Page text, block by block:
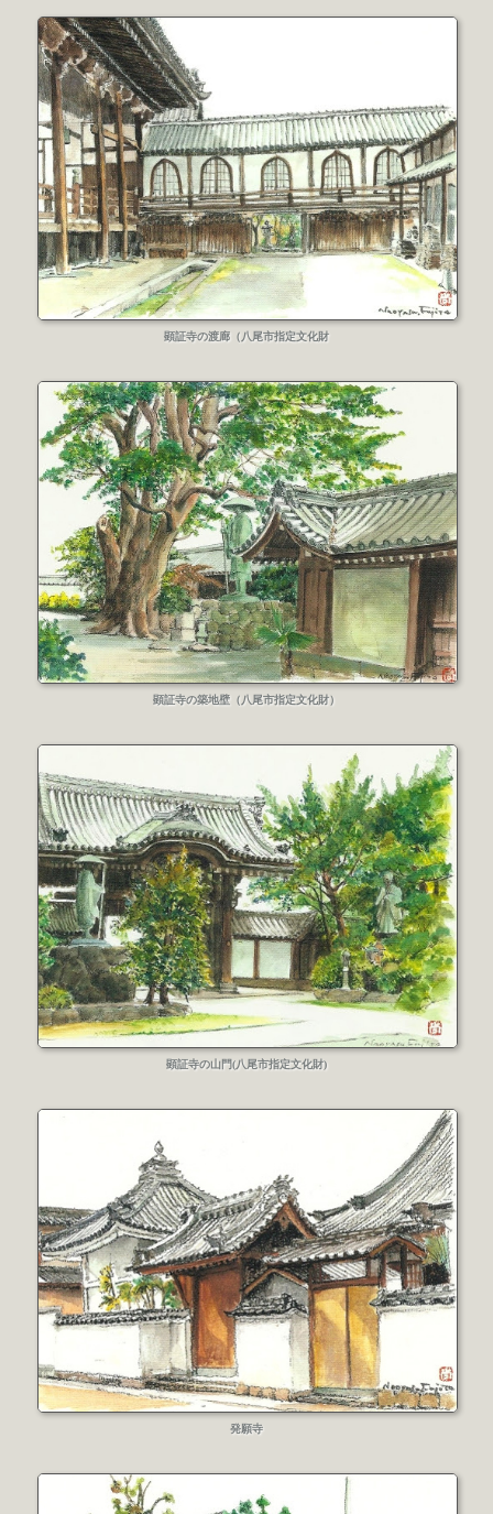
顕証寺の渡廊（八尾市指定文化財
顕証寺の築地壁（八尾市指定文化財）
顕証寺の山門(八尾市指定文化財)
発願寺